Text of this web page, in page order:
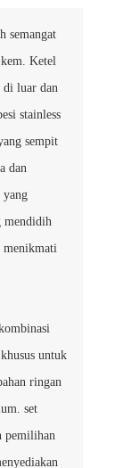
semangat
Ketel
di luar dan
stainless
sempit
dan
yang
mendidih
menikmati
untuk
ringan
set
pemilihan